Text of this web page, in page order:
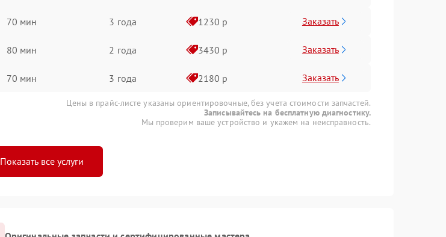
70 мин 3 года 1230 р Заказать
80 мин 2 года 3430 р Заказать
70 мин 3 года 2180 р Заказать
Цены в прайс-листе указаны ориентировочные, без учета стоимости запчастей.
Записывайтесь на бесплатную диагностику.
Мы проверим ваше устройство и укажем на неисправность.
Показать все услуги